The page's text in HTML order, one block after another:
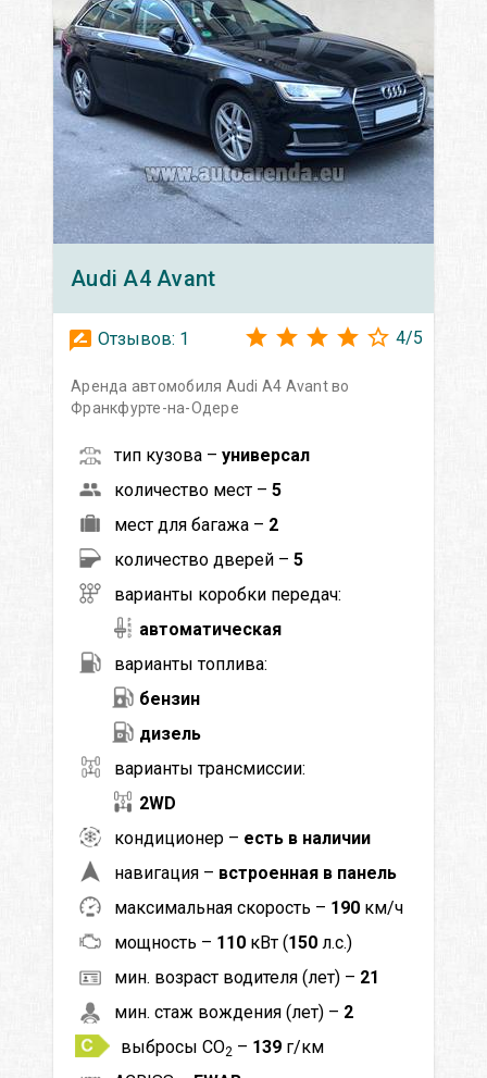
Audi A4 Avant
Отзывов: 1 4/5
Аренда автомобиля Audi A4 Avant во
Франкфурте-на-Одере
тип кузова – универсал
количество мест – 5
мест для багажа – 2
количество дверей – 5
варианты коробки передач:
автоматическая
варианты топлива:
бензин
дизель
варианты трансмиссии:
2WD
кондиционер – есть в наличии
навигация – встроенная в панель
максимальная скорость – 190 км/ч
мощность – 110 кВт (150 л.с.)
мин. возраст водителя (лет) – 21
мин. стаж вождения (лет) – 2
выбросы CO2 – 139 г/км